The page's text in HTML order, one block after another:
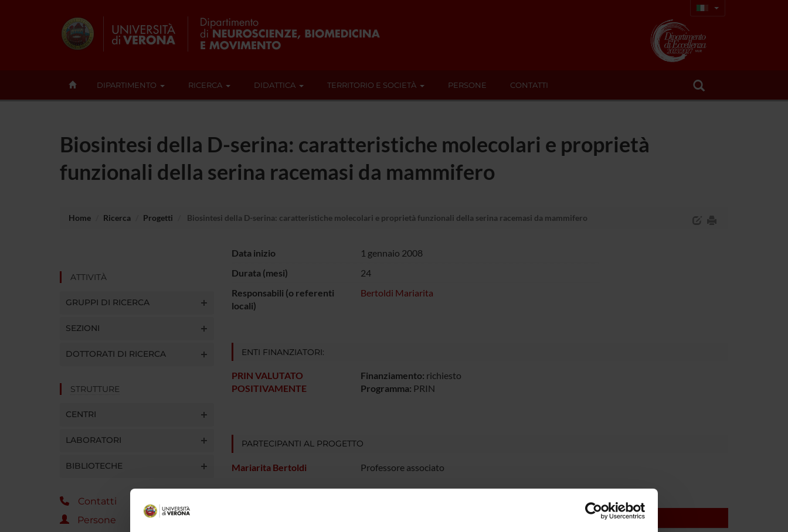
DIPARTIMENTO RICERCA DIDATTICA TERRITORIO E SOCIETÀ PERSONE CONTATTI
Biosintesi della D-serina: caratteristiche molecolari e proprietà
funzionali della serina racemasi da mammifero
Home Ricerca Progetti Biosintesi della D-serina: caratteristiche molecolari e proprietà funzionali della serina racemasi da mammifero
ATTIVITÀ
GRUPPI DI RICERCA
SEZIONI
DOTTORATI DI RICERCA
STRUTTURE
CENTRI
LABORATORI
BIBLIOTECHE
Contatti
Persone
Data inizio
1 gennaio 2008
Durata (mesi)
24
Responsabili (o referenti
locali)
Bertoldi Mariarita
ENTI FINANZIATORI:
PRIN VALUTATO
POSITIVAMENTE
Finanziamento: richiesto
Programma: PRIN
PARTECIPANTI AL PROGETTO
Mariarita Bertoldi Professore associato